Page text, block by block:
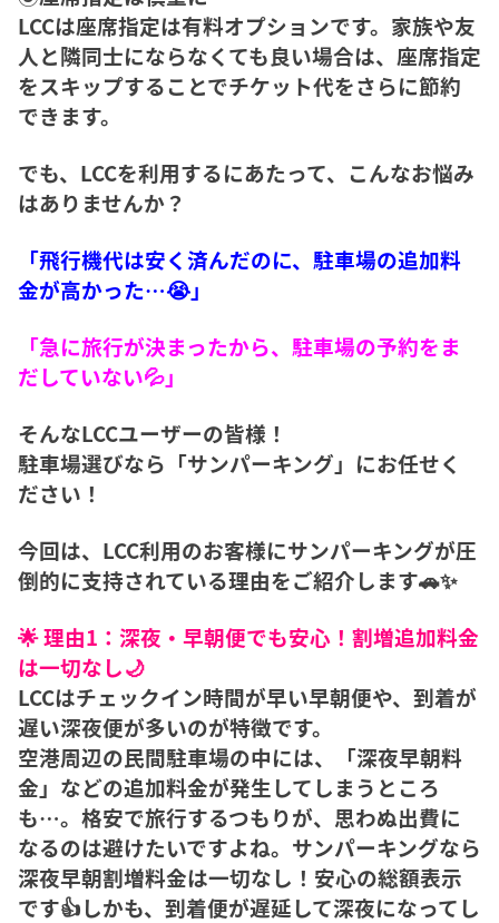
LCCは座席指定は有料オプションです。家族や友
人と隣同士にならなくても良い場合は、座席指定
をスキップすることでチケット代をさらに節約
できます。
でも、LCCを利用するにあたって、こんなお悩み
はありませんか？
「飛行機代は安く済んだのに、駐車場の追加料
金が高かった…😭」
「急に旅行が決まったから、駐車場の予約をま
だしていない💦」
そんなLCCユーザーの皆様！
駐車場選びなら「サンパーキング」にお任せく
ださい！
今回は、LCC利用のお客様にサンパーキングが圧
倒的に支持されている理由をご紹介します🚗✨
🌟 理由1：深夜・早朝便でも安心！割増追加料金
は一切なし🌙
LCCはチェックイン時間が早い早朝便や、到着が
遅い深夜便が多いのが特徴です。
空港周辺の民間駐車場の中には、「深夜早朝料
金」などの追加料金が発生してしまうところ
も…。格安で旅行するつもりが、思わぬ出費に
なるのは避けたいですよね。サンパーキングなら
深夜早朝割増料金は一切なし！安心の総額表示
です👍しかも、到着便が遅延して深夜になってし